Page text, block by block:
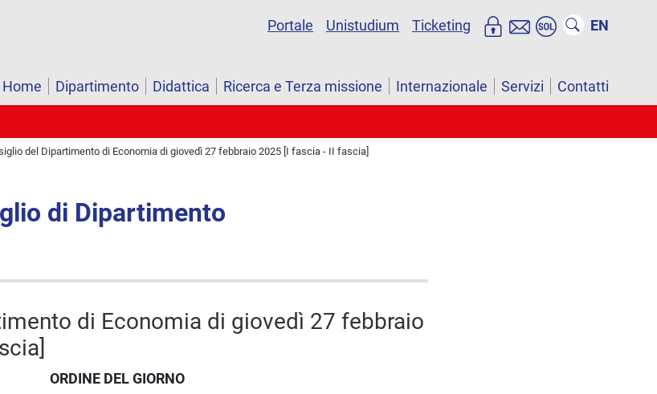
Portale Unistudium Ticketing EN
Home Dipartimento Didattica Ricerca e Terza missione Internazionale Servizi Contatti
del Dipartimento di Economia di giovedì 27 febbraio 2025 [I fascia - II fascia]
di Dipartimento
di Economia di giovedì 27 febbraio
ORDINE DEL GIORNO